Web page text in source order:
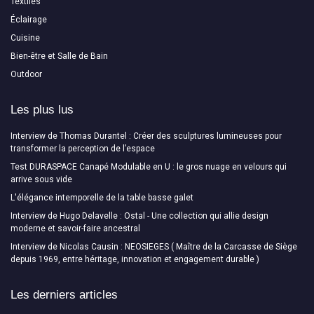
Éclairage
Cuisine
Bien-être et Salle de Bain
Outdoor
Les plus lus
Interview de Thomas Durantel : Créer des sculptures lumineuses pour
transformer la perception de l’espace
Test DURASPACE Canapé Modulable en U : le gros nuage en velours qui
arrive sous vide
L'élégance intemporelle de la table basse galet
Interview de Hugo Delavelle : Ostal - Une collection qui allie design
moderne et savoir-faire ancestral
Interview de Nicolas Causin : NEOSIEGES ( Maître de la Carcasse de Siège
depuis 1969, entre héritage, innovation et engagement durable )
Les derniers articles